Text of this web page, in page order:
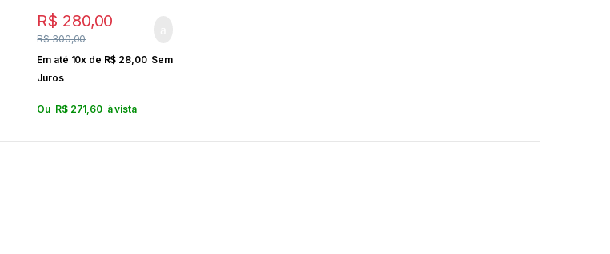
R$ 280,00
R$300,00
Em até 10x de R$ 28,00 Sem
Juros
Ou R$271,60 à vista